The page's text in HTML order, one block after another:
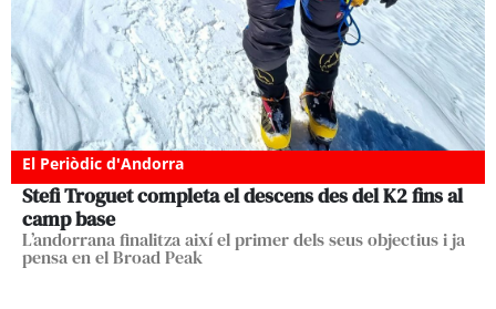
El Periòdic d'Andorra
Stefi Troguet completa el descens des del K2 fins al
camp base
L’andorrana finalitza així el primer dels seus objectius i ja
pensa en el Broad Peak